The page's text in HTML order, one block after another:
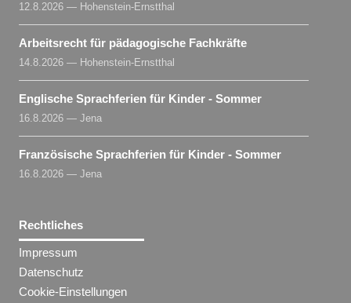
12.8.2026 — Hohenstein-Ernstthal
Arbeitsrecht für pädagogische Fachkräfte
14.8.2026 — Hohenstein-Ernstthal
Englische Sprachferien für Kinder - Sommer
16.8.2026 — Jena
Französische Sprachferien für Kinder - Sommer
16.8.2026 — Jena
Rechtliches
Impressum
Datenschutz
Cookie-Einstellungen